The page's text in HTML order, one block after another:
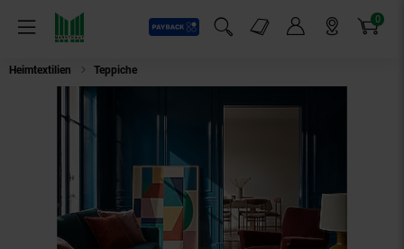
Menü
Payback
Suchfeld einblenden
Markt-Angebote 0
Artikel
Heimtextilien Teppiche